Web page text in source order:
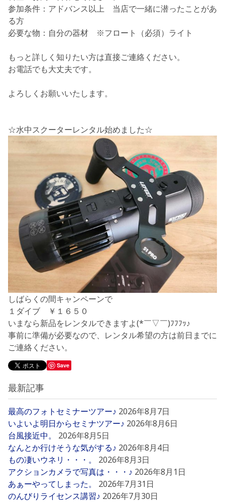
参加条件：アドバンス以上 当店で一緒に潜ったことがあ
る方
必要な物：自分の器材 ※フロート（必須）ライト
もっと詳しく知りたい方は直接ご連絡ください。
お電話でも大丈夫です。
よろしくお願いいたします。
☆水中スクーターレンタル始めました☆
しばらくの間キャンペーンで
１ダイブ ￥１６５０
いまなら新品をレンタルできますよ(*￣▽￣)ﾌﾌﾌｯ♪
事前に準備が必要なので、レンタル希望の方は前日までに
ご連絡ください。
Save
最新記事
最高のフォトセミナーツアー♪ 2026年8月7日
いよいよ明日からセミナツアー♪ 2026年8月6日
台風接近中。
2026年8月5日
なんとか行けそうな気がする♪ 2026年8月4日
もの凄いウネリ・・・。
2026年8月3日
アクションカメラで写真は・・・♪ 2026年8月1日
あぁーやってしまった。
2026年7月31日
のんびりライセンス講習♪ 2026年7月30日